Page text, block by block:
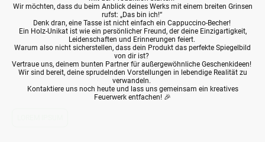
Wir möchten, dass du beim Anblick deines Werks mit einem breiten Grinsen
rufst: „Das bin ich!“
Denk dran, eine Tasse ist nicht einfach ein Cappuccino-Becher!
Ein Holz-Unikat ist wie ein persönlicher Freund, der deine Einzigartigkeit,
Leidenschaften und Erinnerungen feiert.
Warum also nicht sicherstellen, dass dein Produkt das perfekte Spiegelbild
von dir ist?
Vertraue uns, deinem bunten Partner für außergewöhnliche Geschenkideen!
Wir sind bereit, deine sprudelnden Vorstellungen in lebendige Realität zu
verwandeln.
Kontaktiere uns noch heute und lass uns gemeinsam ein kreatives
Feuerwerk entfachen! 🎉